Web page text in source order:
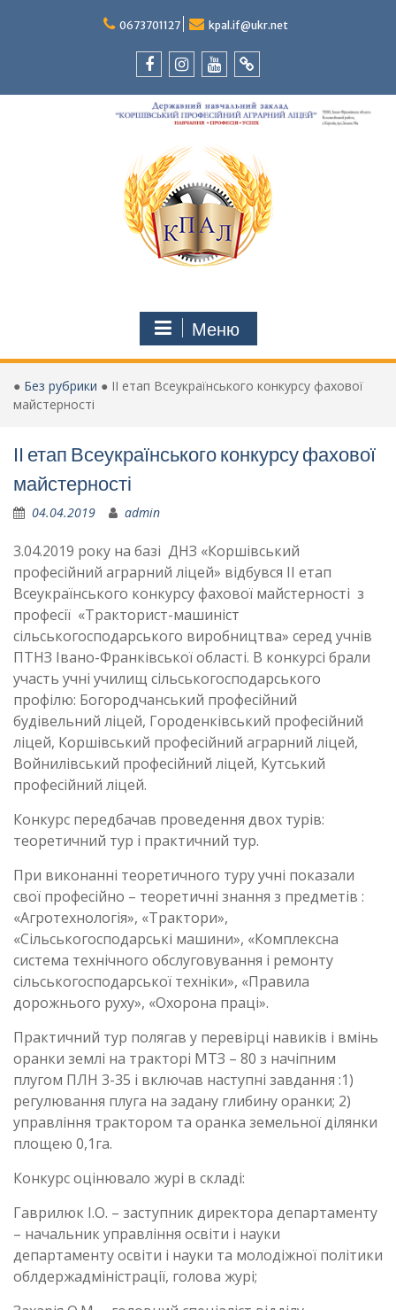
0673701127 kpal.if@ukr.net
Tok
Меню
● Без рубрики ● ІІ етап Всеукраїнського конкурсу фахової
майстерності
ІІ етап Всеукраїнського конкурсу фахової
майстерності
04.04.2019 admin
3.04.2019 року на базі ДНЗ «Коршівський
професійний аграрний ліцей» відбувся ІІ етап
Всеукраїнського конкурсу фахової майстерності з
професії «Тракторист-машиніст
сільськогосподарського виробництва» серед учнів
ПТНЗ Івано-Франківської області. В конкурсі брали
участь учні училищ сільськогосподарського
профілю: Богородчанський професійний
будівельний ліцей, Городенківський професійний
ліцей, Коршівський професійний аграрний ліцей,
Войнилівський професійний ліцей, Кутський
професійний ліцей.
Конкурс передбачав проведення двох турів:
теоретичний тур і практичний тур.
При виконанні теоретичного туру учні показали
свої професійно – теоретичні знання з предметів :
«Агротехнологія», «Трактори»,
«Сільськогосподарські машини», «Комплексна
система технічного обслуговування і ремонту
сільськогосподарської техніки», «Правила
дорожнього руху», «Охорона праці».
Практичний тур полягав у перевірці навиків і вмінь
оранки землі на тракторі МТЗ – 80 з начіпним
плугом ПЛН 3-35 і включав наступні завдання :1)
регулювання плуга на задану глибину оранки; 2)
управління трактором та оранка земельної ділянки
площею 0,1га.
Конкурс оцінювало журі в складі:
Гаврилюк І.О. – заступник директора департаменту
– начальник управління освіти і науки
департаменту освіти і науки та молодіжної політики
облдержадміністрації, голова журі;